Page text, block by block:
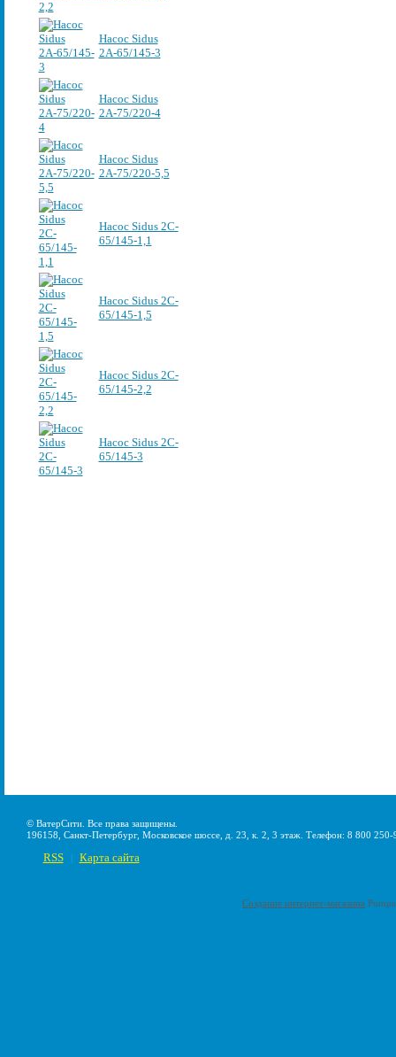
Насос Sidus
2А-65/145-3
Насос Sidus
2А-75/220-4
Насос Sidus
2А-75/220-5,5
Насос Sidus 2C-
65/145-1,1
Насос Sidus 2C-
65/145-1,5
Насос Sidus 2C-
65/145-2,2
Насос Sidus 2C-
65/145-3
© ВатерСити. Все права защищены.
196158, Санкт-Петербург, Московское шоссе, д. 23, к. 2, 3 этаж. Телефон: 8 800
RSS Карта сайта
Создание интернет-магазина